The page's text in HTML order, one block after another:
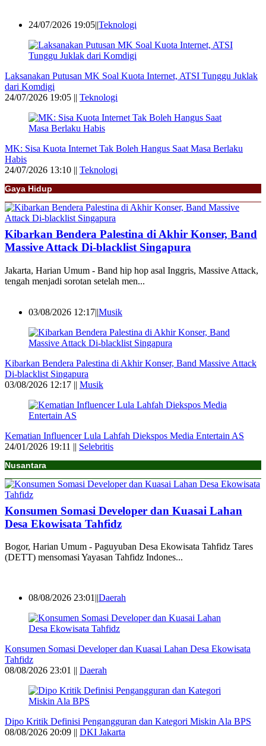
24/07/2026 19:05||Teknologi
Laksanakan Putusan MK Soal Kuota Internet, ATSI Tunggu Juklak
dari Komdigi
24/07/2026 19:05 || Teknologi
MK: Sisa Kuota Internet Tak Boleh Hangus Saat Masa Berlaku
Habis
24/07/2026 13:10 || Teknologi
Gaya Hidup
Kibarkan Bendera Palestina di Akhir Konser, Band
Massive Attack Di-blacklist Singapura
Jakarta, Harian Umum - Band hip hop asal Inggris, Massive Attack,
tengah menjadi sorotan setelah men...
03/08/2026 12:17||Musik
Kibarkan Bendera Palestina di Akhir Konser, Band Massive Attack
Di-blacklist Singapura
03/08/2026 12:17 || Musik
Kematian Influencer Lula Lahfah Diekspos Media Entertain AS
24/01/2026 19:11 || Selebritis
Nusantara
Konsumen Somasi Developer dan Kuasai Lahan
Desa Ekowisata Tahfidz
Bogor, Harian Umum - Paguyuban Desa Ekowisata Tahfidz Tares
(DETT) mensomasi Yayasan Tahfidz Indones...
08/08/2026 23:01||Daerah
Konsumen Somasi Developer dan Kuasai Lahan Desa Ekowisata
Tahfidz
08/08/2026 23:01 || Daerah
Dipo Kritik Definisi Pengangguran dan Kategori Miskin Ala BPS
08/08/2026 20:09 || DKI Jakarta